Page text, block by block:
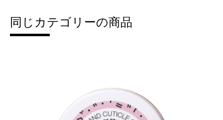
同じカテゴリーの商品